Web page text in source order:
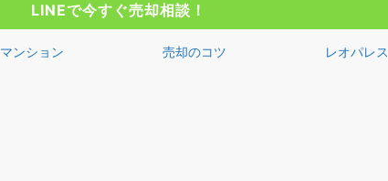
LINEで今すぐ売却相談！
マンション 売却のコツ レオパレス